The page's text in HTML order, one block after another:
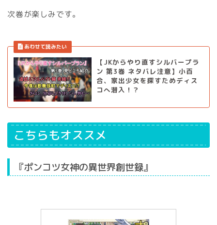
次巻が楽しみです。
【JKからやり直すシルバープラ
ン 第3巻 ネタバレ注意】小百
合、家出少女を探すためディス
コへ潜入！？
こちらもオススメ
『ポンコツ女神の異世界創世録』